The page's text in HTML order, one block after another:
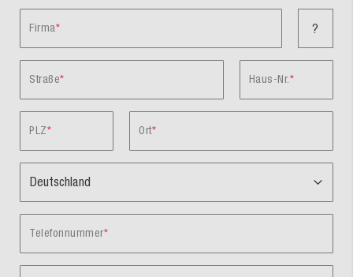
Firma ?
Straße Haus-Nr.
PLZ Ort
Telefonnummer